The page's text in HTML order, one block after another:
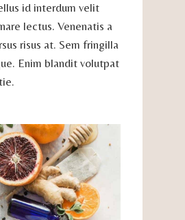
id interdum velit
lectus. Venenatis a
risus at. Sem fringilla
Enim blandit volutpat